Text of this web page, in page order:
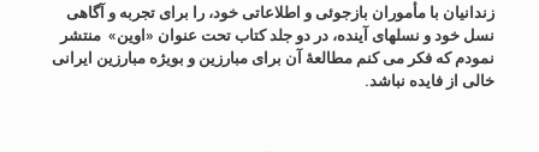
زندانیان با مأموران بازجوئی و اطلاعاتی خود، را برای تجربه و آگاهی
نسل خود و نسلهای آینده، در دو جلد کتاب تحت عنوان «اوین» منتشر
نمودم که فکر می کنم مطالعۀ آن برای مبارزین و بویژه مبارزین ایرانی
خالی از فایده نباشد.